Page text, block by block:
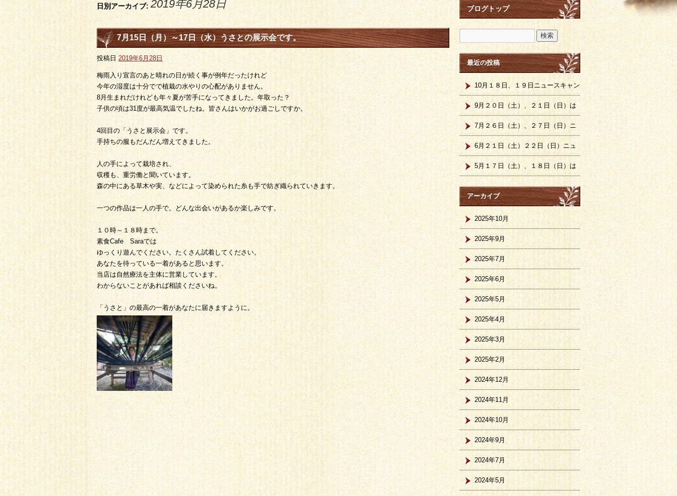
日別アーカイブ:2019年6月28日
7月15日（月）～17日（水）うさとの展示会です。
投稿日 2019年6月28日
梅雨入り宣言のあと晴れの日が続く事が例年だったけれど
今年の湿度は十分でで植栽の水やりの心配がありません。
8月生まれだけれども年々夏が苦手になってきました。年取った？
子供の頃は31度が最高気温でしたね。皆さんはいかがお過ごしですか。
4回目の「うさと展示会」です。
手持ちの服もだんだん増えてきました。
人の手によって栽培され、
収穫も、重労働と聞いています。
森の中にある草木や実、などによって染められた糸も手で紡ぎ織られていきます。
一つの作品は一人の手で。どんな出会いがあるか楽しみです。
１０時～１８時まで。
素食Cafe Saraでは
ゆっくり遊んでください。たくさん試着してください。
あなたを待っている一着があると思います。
当店は自然療法を主体に営業しています。
わからないことがあれば相談くださいね。
「うさと」の最高の一着があなたに届きますように。
ブログトップ
最近の投稿
10月１８日、１９日ニュースキャン
計測日です。
9月２０日（土）、２１日（日）は
ニュースキャン計測会です。
7月２６日（土）、２７日（日）ニ
ュースキャン計測日です。
6月２１日（土）２２日（日）ニュ
ースキャン計測日です
5月１７日（土）、１８日（日）は
ニュースキャン計測日です。
アーカイブ
2025年10月
2025年9月
2025年7月
2025年6月
2025年5月
2025年4月
2025年3月
2025年2月
2024年12月
2024年11月
2024年10月
2024年9月
2024年7月
2024年5月